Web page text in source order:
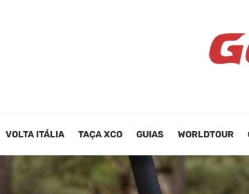
VOLTA ITÁLIA TAÇA XCO GUIAS WORLDTOUR